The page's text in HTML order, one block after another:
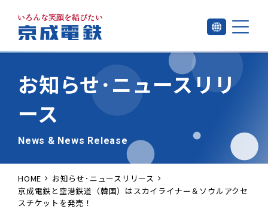
お知らせ･ニュースリリ
ース
News & News Release
HOME
お知らせ･ニュースリリース
京成電鉄と空港鉄道（韓国）はスカイライナー＆ソウルアクセ
スチケットを発売！